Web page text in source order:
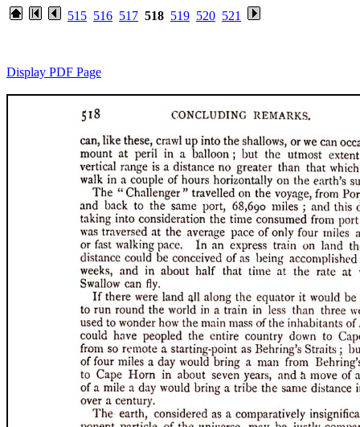
515 516 517 518 519 520 521
Display PDF Page